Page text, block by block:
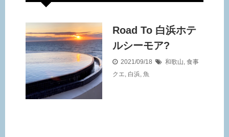
Road To 白浜ホテ
ルシーモア?
2021/09/18 和歌山, 食事
クエ, 白浜, 魚